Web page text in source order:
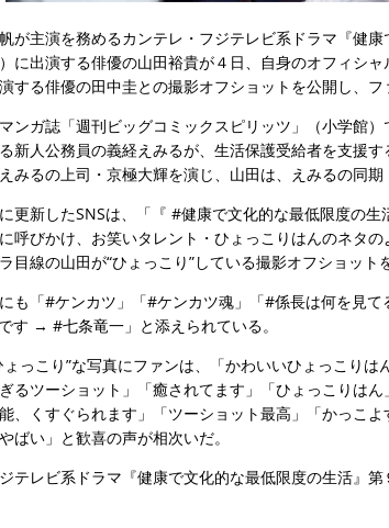
が主演を務めるカンテレ・フジテレビ系ドラマ『健
に出演する俳優の山田裕貴が４日、自身のオフィシ
する俳優の田中圭との撮影オフショットを公開し、フ
ンガ誌「週刊ビッグコミックスピリッツ」（小学館
新人公務員の義経えみるが、生活保護受給者を支援
みるの上司・京極大輝を演じ、山田は、えみるの同期
更新したSNSは、「『 #健康で文化的な最低限度の
呼びかけ、お笑いタレント・ひょっこりはんのネタ
目線の山田が“ひょっこり”している撮影オフショット
も「#ケンカツ」「#ケンカツ魂」「#係長は何を見
す → #七条竜一」と添えられている。
ょっこり”な写真にファンは、「かわいいひょっこり
るツーショット」「癒されてます」「ひょっこりは
、くすぐられます」「ツーショット最高」「かっこ
ばい」と歓喜の声が相次いだ。
テレビ系ドラマ『健康で文化的な最低限度の生活』